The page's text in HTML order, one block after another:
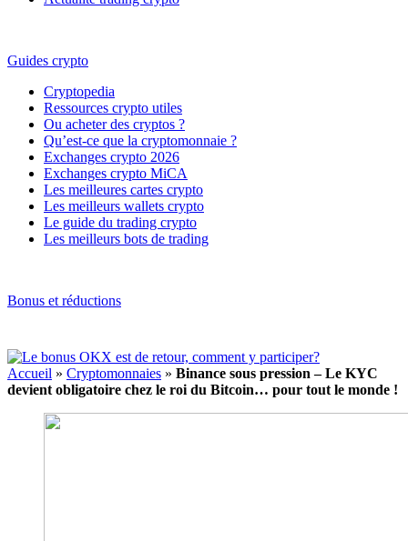
Guides crypto
Cryptopedia
Ressources crypto utiles
Ou acheter des cryptos ?
Qu’est-ce que la cryptomonnaie ?
Exchanges crypto 2026
Exchanges crypto MiCA
Les meilleures cartes crypto
Les meilleurs wallets crypto
Le guide du trading crypto
Les meilleurs bots de trading
Bonus et réductions
Accueil » Cryptomonnaies » Binance sous pression – Le KYC
devient obligatoire chez le roi du Bitcoin… pour tout le monde !